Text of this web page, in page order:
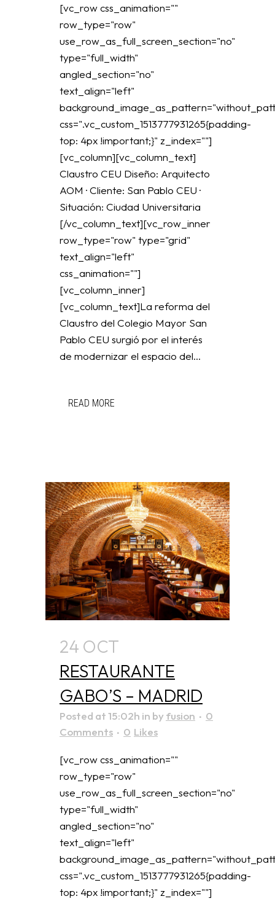
[vc_row css_animation=""
row_type="row"
use_row_as_full_screen_section="no"
type="full_width"
angled_section="no"
text_align="left"
css=".vc_custom_1513777931265{padding-
top: 4px !important;}" z_index=""]
[vc_column][vc_column_text]
Claustro CEU Diseño: Arquitecto
AOM · Cliente: San Pablo CEU ·
Situación: Ciudad Universitaria
[/vc_column_text][vc_row_inner
row_type="row" type="grid"
text_align="left"
css_animation=""]
[vc_column_inner]
[vc_column_text]La reforma del
Claustro del Colegio Mayor San
Pablo CEU surgió por el interés
de modernizar el espacio del...
READ MORE
24 OCT
RESTAURANTE
GABO’S – MADRID
Posted at 15:02h in byfusion
0
Comments
0 Likes
[vc_row css_animation=""
row_type="row"
use_row_as_full_screen_section="no"
type="full_width"
angled_section="no"
text_align="left"
css=".vc_custom_1513777931265{padding-
top: 4px !important;}" z_index=""]